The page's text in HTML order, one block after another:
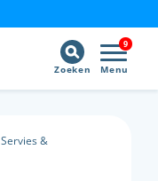
9
Menu
Zoeken
Servies &